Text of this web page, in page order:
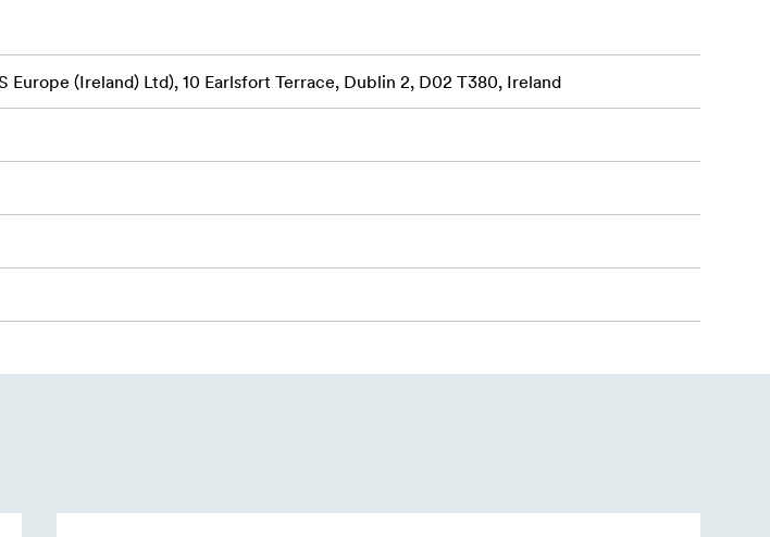
Europe (Ireland) Ltd), 10 Earlsfort Terrace, Dublin 2, D02 T380, Ireland